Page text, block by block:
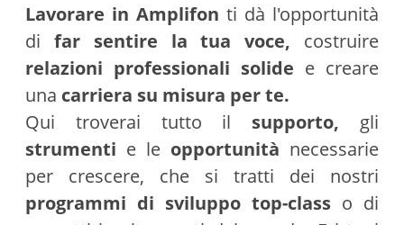
Lavorare in Amplifon ti dà l'opportunità
di far sentire la tua voce, costruire
relazioni professionali solide e creare
una carriera su misura per te.
Qui troverai tutto il supporto, gli
strumenti e le opportunità necessarie
per crescere, che si tratti dei nostri
programmi di sviluppo top-class o di